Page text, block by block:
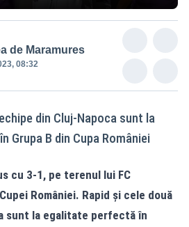
de Maramures
08:32
din Cluj-Napoca sunt la
Grupa B din Cupa României
cu 3-1, pe terenul lui FC
României. Rapid și cele două
sunt la egalitate perfectă în